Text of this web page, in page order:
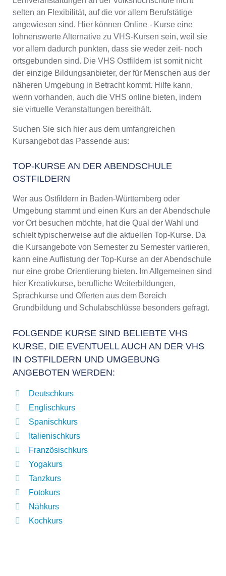
selten an Flexibilität, auf die vor allem Berufstätige
angewiesen sind. Hier können Online - Kurse eine
lohnenswerte Alternative zu VHS-Kursen sein, weil sie
vor allem dadurch punkten, dass sie weder zeit- noch
ortsgebunden sind. Die VHS Ostfildern ist somit nicht
der einzige Bildungsanbieter, der für Menschen aus der
näheren Umgebung in Betracht kommt. Hilfe kann,
wenn vorhanden, auch die VHS online bieten, indem
sie virtuelle Veranstaltungen bereithält.
Suchen Sie sich hier aus dem umfangreichen
Kursangebot das Passende aus:
TOP-KURSE AN DER ABENDSCHULE
OSTFILDERN
Wer aus Ostfildern in Baden-Württemberg oder
Umgebung stammt und einen Kurs an der Abendschule
vor Ort besuchen möchte, hat die Qual der Wahl und
schielt typischerweise auf die aktuellen Top-Kurse. Da
die Kursangebote von Semester zu Semester variieren,
kann eine Auflistung der Top-Kurse an der Abendschule
nur eine grobe Orientierung bieten. Im Allgemeinen sind
hier Kreativkurse, berufliche Weiterbildungen,
Sprachkurse und Offerten aus dem Bereich
Grundbildung und Schulabschlüsse besonders gefragt.
FOLGENDE KURSE SIND BELIEBTE VHS
KURSE, DIE EVENTUELL AUCH AN DER VHS
IN OSTFILDERN UND UMGEBUNG
ANGEBOTEN WERDEN:
Deutschkurs
Englischkurs
Spanischkurs
Italienischkurs
Französischkurs
Yogakurs
Tanzkurs
Fotokurs
Nähkurs
Kochkurs